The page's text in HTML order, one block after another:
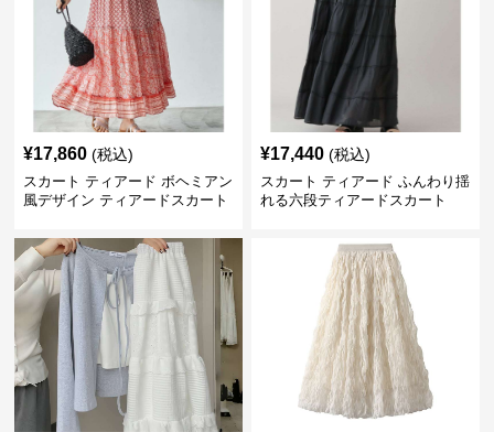
¥17,860 (税込)
スカート ティアード ボヘミアン
風デザイン ティアードスカート
¥17,440 (税込)
スカート ティアード ふんわり揺
れる六段ティアードスカート